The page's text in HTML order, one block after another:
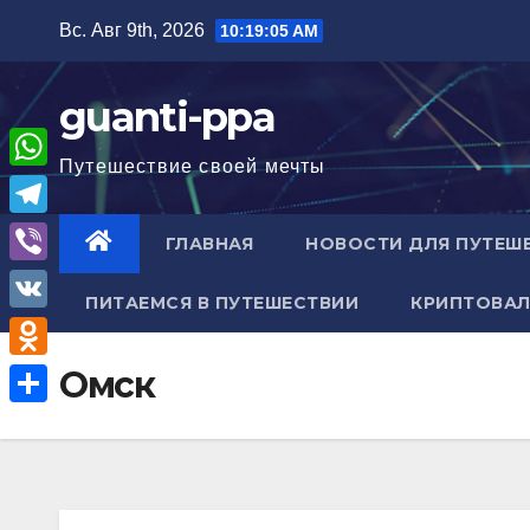
содержимому
Вс. Авг 9th, 2026 10:19:06 AM
guanti-ppa
Путешествие своей мечты
ГЛАВНАЯ НОВОСТИ ДЛЯ
ПИТАЕМСЯ В ПУТЕШЕСТВИИ
Омск
W
h
a
A
T
e
l
e
g
V
i
b
e
V
K
O